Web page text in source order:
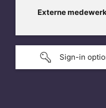
Externe
Sign-in